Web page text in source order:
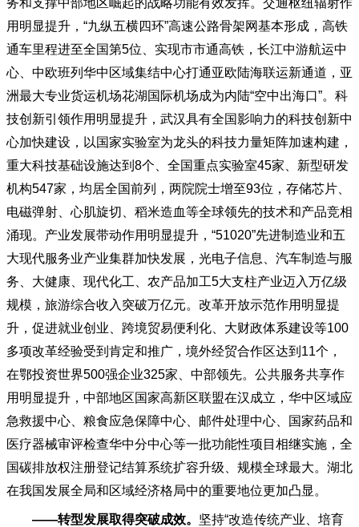
用明显提升， “九纵五横四环”高速公路骨架网基本形成，高铁
通车里程进至全国第5位、实现市市通高铁，长江中游航运中
心、中欧班列华中区域集结中心打通亚欧陆海联运新通道，亚
洲最大专业货运机场花湖国际机场成为内陆“空中出海口”。科
技创新引领作用明显提升，武汉具有全国影响力的科技创新中
心加快建设，以国家实验室为龙头的科技力量矩阵加速构建，
重大科技基础设施达到8个、全国重点实验室45家、新型研发
机构547家，均居全国前列，两院院士增至93位，存储芯片、
电磁弹射、心肌旋切、稻米造血等全球领先的技术和产品竞相
涌现。产业发展带动作用明显提升，“51020”先进制造业和五
大现代服务业产业集群加快发展，光电子信息、汽车制造与服
务、大健康、现代化工、农产品加工5大支柱产业迈入万亿级
规模，旅游综合收入突破万亿元。改革开放示范作用明显提
升，促进就业创业、跨境贸易便利化、大财政体系建设等100
多项改革经验受到肯定和推广，境外经贸合作区达到11个，
在鄂投资世界500强企业325家、中部领先。公共服务共享作
用明显提升，中部地区国家高新区联盟在汉成立，华中区域应
急救援中心、粮食应急保障中心、邮件处理中心、国家药品和
医疗器械审评检查华中分中心等一批功能性项目相继实施，全
国碳排放权注册登记结算系统扩容升级、规模全球最大。湖北
在我国发展全局和区域经济格局中的重要地位更加凸显。
——转型发展取得突破成效。 坚持“改造传统产业、培育